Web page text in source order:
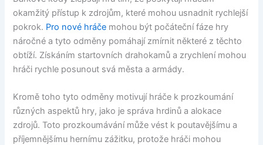
okamžitý přístup k zdrojům, které mohou usnadnit rychlejší
pokrok. Pro nové hráče mohou být počáteční fáze hry
náročné a tyto odměny pomáhají zmírnit některé z těchto
obtíží. Získáním startovních drahokamů a zrychlení mohou
hráči rychle posunout svá města a armády.
Kromě toho tyto odměny motivují hráče k prozkoumání
různých aspektů hry, jako je správa hrdinů a alokace
zdrojů. Toto prozkoumávání může vést k poutavějšímu a
příjemnějšímu hernímu zážitku, protože hráči mohou